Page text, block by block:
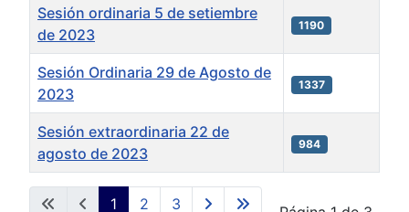
Artículos
Sesión ordinaria 5 de setiembre
de 2023
1190
Sesión Ordinaria 29 de Agosto de
2023
1337
Sesión extraordinaria 22 de
agosto de 2023
984
1 2 3